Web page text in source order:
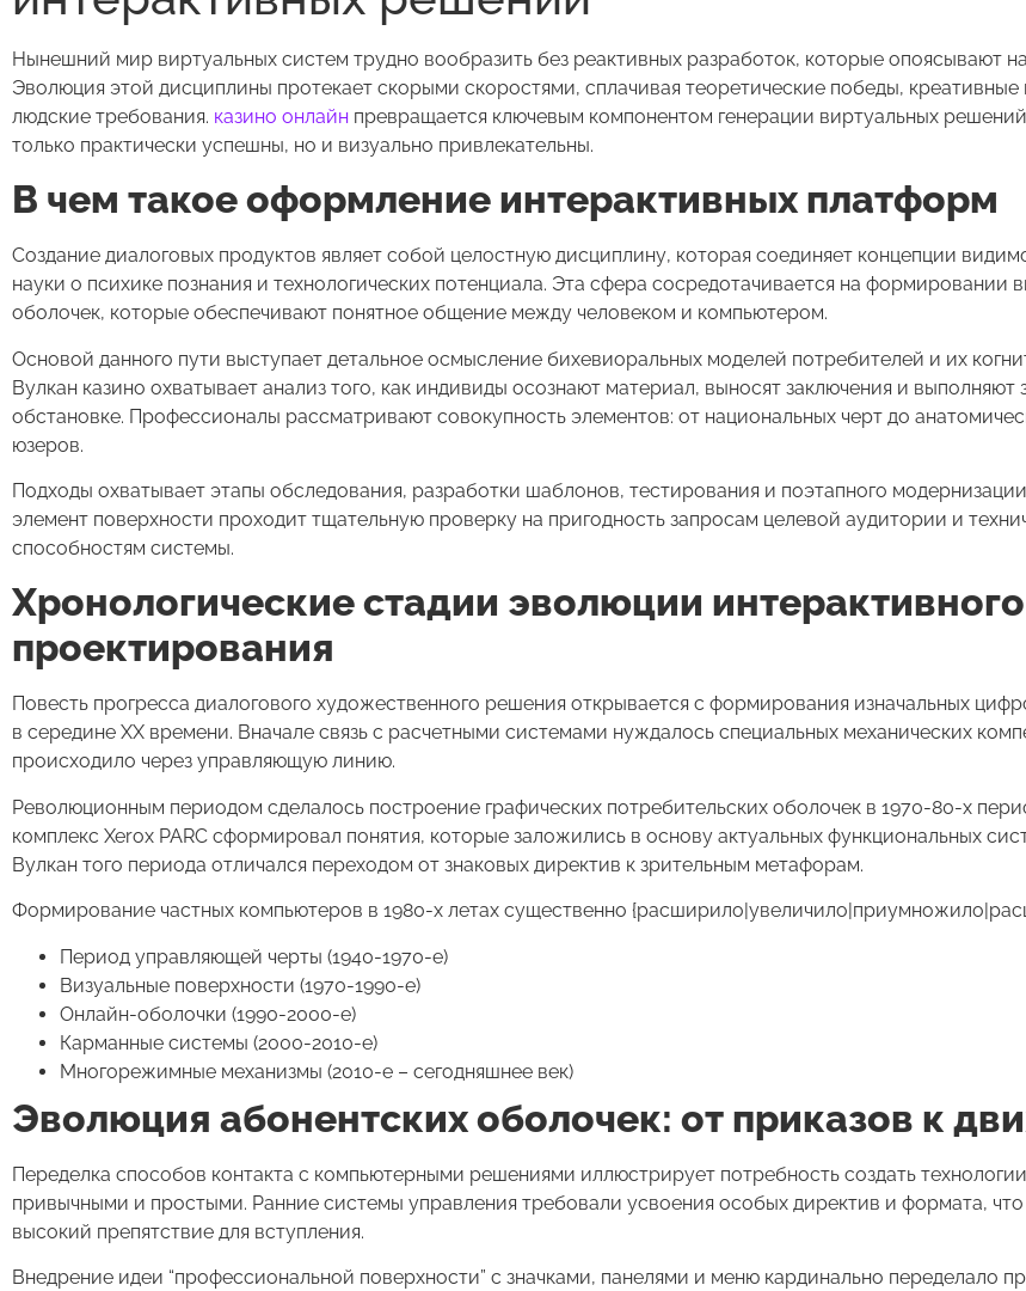
Нынешний мир виртуальных систем трудно вообразить без реактивных разработок, которые опоясывают
Эволюция этой дисциплины протекает скорыми скоростями, сплачивая теоретические победы,
людские требования. казино онлайн превращается ключевым компонентом генерации виртуальных
только практически успешны, но и визуально привлекательны.
В чем такое оформление интерактивных платформ
Создание диалоговых продуктов являет собой целостную дисциплину, которая соединяет концепции
науки о психике познания и технологических потенциала. Эта сфера сосредотачивается на формировании
оболочек, которые обеспечивают понятное общение между человеком и компьютером.
Основой данного пути выступает детальное осмысление бихевиоральных моделей потребителей и их
Вулкан казино охватывает анализ того, как индивиды осознают материал, выносят заключения и выполняют
обстановке. Профессионалы рассматривают совокупность элементов: от национальных черт до
юзеров.
Подходы охватывает этапы обследования, разработки шаблонов, тестирования и поэтапного
элемент поверхности проходит тщательную проверку на пригодность запросам целевой аудитории и
способностям системы.
Хронологические стадии эволюции интерактивного
проектирования
Повесть прогресса диалогового художественного решения открывается с формирования изначальных
в середине XX времени. Вначале связь с расчетными системами нуждалось специальных механических
происходило через управляющую линию.
Революционным периодом сделалось построение графических потребительских оболочек в 1970-80-х
комплекс Xerox PARC сформировал понятия, которые заложились в основу актуальных функциональных
Вулкан того периода отличался переходом от знаковых директив к зрительным метафорам.
Формирование частных компьютеров в 1980-х летах существенно
Период управляющей черты (1940-1970-е)
Визуальные поверхности (1970-1990-е)
Онлайн-оболочки (1990-2000-е)
Карманные системы (2000-2010-е)
Многорежимные механизмы (2010-е – сегодняшнее век)
Эволюция абонентских оболочек: от приказов к
Переделка способов контакта с компьютерными решениями иллюстрирует потребность создать
привычными и простыми. Ранние системы управления требовали усвоения особых директив и формата,
высокий препятствие для вступления.
Внедрение идеи “профессиональной поверхности” с значками, панелями и меню кардинально переделало